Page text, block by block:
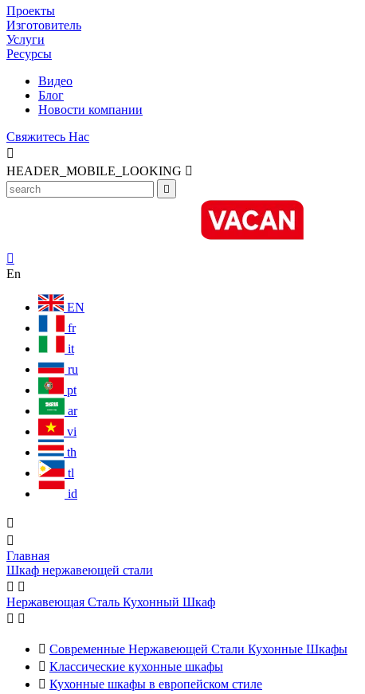
Проекты
Изготовитель
Услуги
Ресурсы
Видео
Блог
Новости компании
Свяжитесь Нас

HEADER_MOBILE_LOOKING 


En
EN
fr
it
ru
pt
ar
vi
th
tl
id


Главная
Шкаф нержавеющей стали
 
Нержавеющая Сталь Кухонный Шкаф
 
 Современные Нержавеющей Стали Кухонные Шкафы
 Классические кухонные шкафы
 Кухонные шкафы в европейском стиле